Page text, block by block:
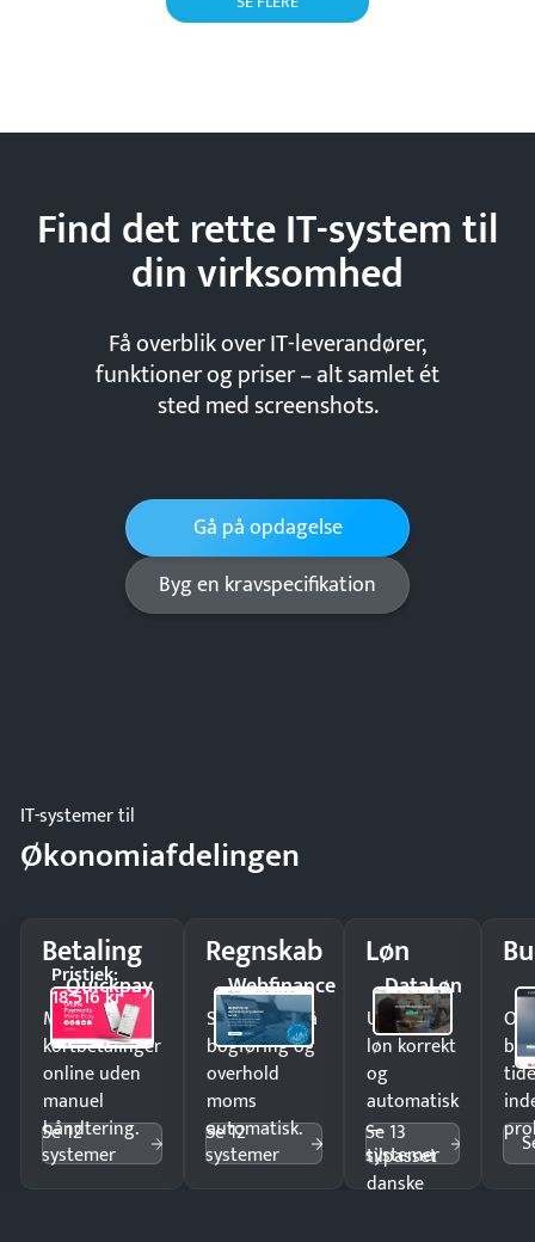
Find det rette IT-system til
dinvirksomhed
Få overblik over IT-leverandører,
funktioner og priser – alt samlet ét
sted med screenshots.
Gå på opdagelse
Byg en kravspecifikation
IT-systemer til
Økonomiafdelingen
Betaling
Quickpay
Pristjek:
18.516 kr
Modtag
kortbetalinger
online uden
manuel
håndtering.
Se 12
systemer
Regnskab
Webfinance
Spar timer på
bogføring og
overhold
moms
automatisk.
Se 12
systemer
Løn
DataLøn
Udbetal
løn korrekt
og
automatisk
—
tilpasset
danske
Se 13
systemer